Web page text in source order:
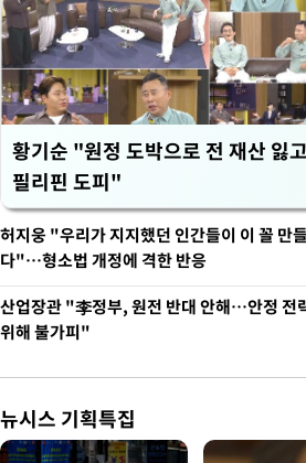
황기순 "원정 도박으로 전 재산 잃고
필리핀 도피"
허지웅 "우리가 지지했던 인간들이 이 꼴 만
다"…형소법 개정에 격한 반응
산업장관 "李정부, 원전 반대 안해…안정 전
위해 불가피"
뉴시스 기획특집